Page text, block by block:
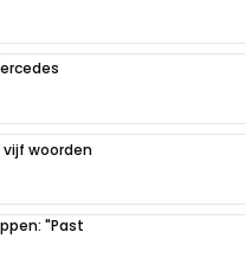
woorden
"Past